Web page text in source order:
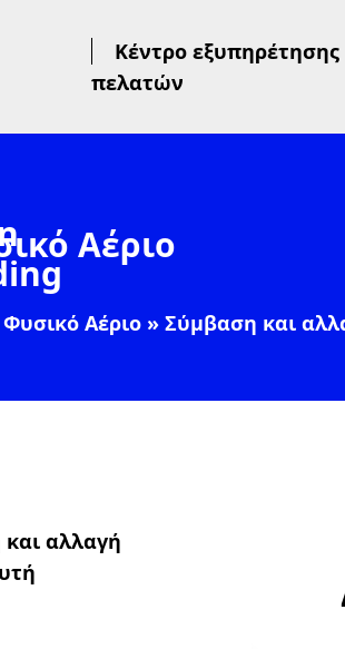
Κέντρο εξυπηρέτησης
πελατών
Αέριο
Φυσικό Αέριο » Σύμβαση και
αλλαγή